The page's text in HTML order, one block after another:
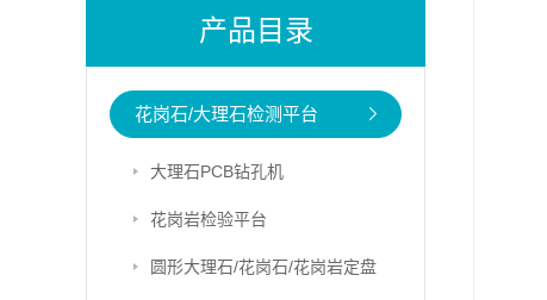
产品目录
花岗石/大理石检测平台
大理石PCB钻孔机
花岗岩检验平台
圆形大理石/花岗石/花岗岩定盘